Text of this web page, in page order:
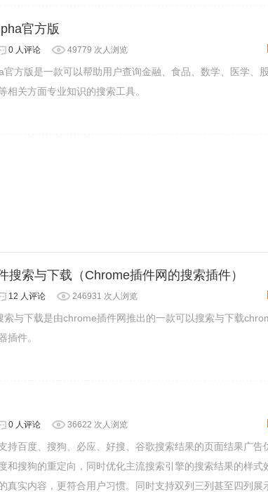
官方版
0 人评论 49779 次人浏览
官方版是一款可以帮助用户查询金融、食品、数学、医学、
相关方面专业知识的搜索工具。
搜索与下载（Chrome插件网的搜索插件）
12 人评论 246931 次人浏览
索与下载是由chrome插件网推出的一款可以搜索与下载
插件。
0 人评论 36622 次人浏览
持百度、搜狗、必应、好搜、谷歌搜索结果的页面结果广告
和搜狗的重定向，同时优化主流搜索引擎的搜索结果的样式
真实内容，更符合用户习惯。同时支持双列三列甚至四列展